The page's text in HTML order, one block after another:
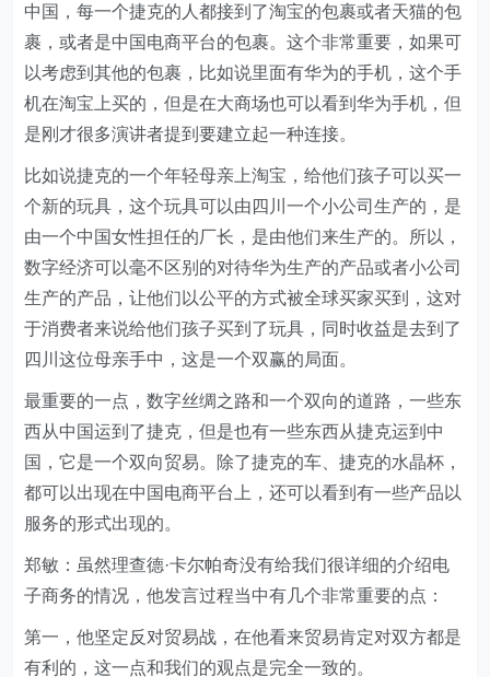
中国，每一个捷克的人都接到了淘宝的包裹或者天猫的包
裹，或者是中国电商平台的包裹。这个非常重要，如果可
以考虑到其他的包裹，比如说里面有华为的手机，这个手
机在淘宝上买的，但是在大商场也可以看到华为手机，但
是刚才很多演讲者提到要建立起一种连接。
比如说捷克的一个年轻母亲上淘宝，给他们孩子可以买一
个新的玩具，这个玩具可以由四川一个小公司生产的，是
由一个中国女性担任的厂长，是由他们来生产的。所以，
数字经济可以毫不区别的对待华为生产的产品或者小公司
生产的产品，让他们以公平的方式被全球买家买到，这对
于消费者来说给他们孩子买到了玩具，同时收益是去到了
四川这位母亲手中，这是一个双赢的局面。
最重要的一点，数字丝绸之路和一个双向的道路，一些东
西从中国运到了捷克，但是也有一些东西从捷克运到中
国，它是一个双向贸易。除了捷克的车、捷克的水晶杯，
都可以出现在中国电商平台上，还可以看到有一些产品以
服务的形式出现的。
郑敏：虽然理查德·卡尔帕奇没有给我们很详细的介绍电
子商务的情况，他发言过程当中有几个非常重要的点：
第一，他坚定反对贸易战，在他看来贸易肯定对双方都是
有利的，这一点和我们的观点是完全一致的。